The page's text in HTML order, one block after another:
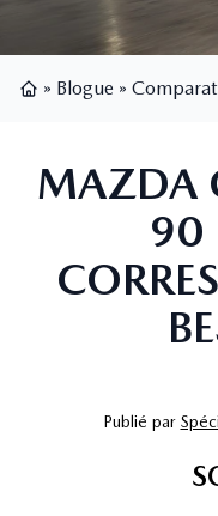
» Blogue »
MAZDA
90
Publié par